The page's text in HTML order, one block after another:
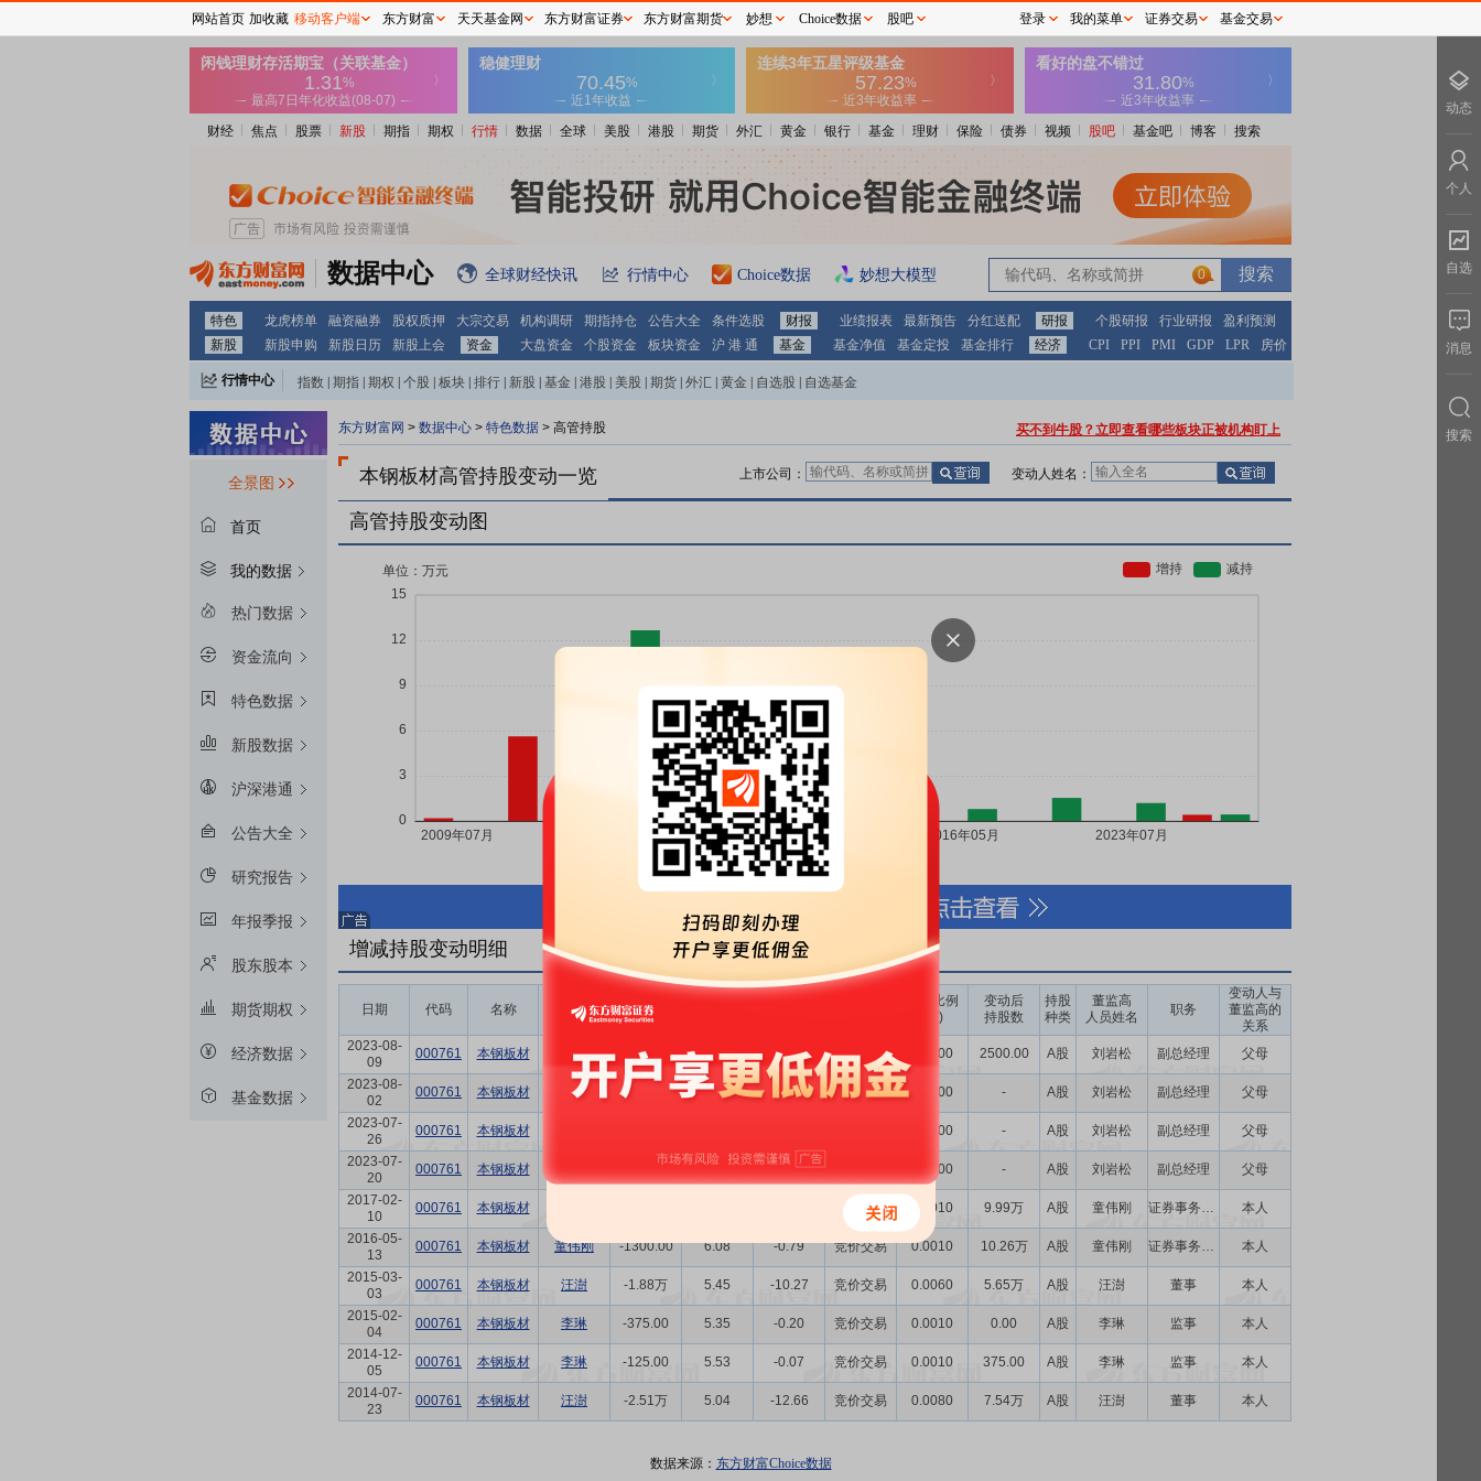
财经 焦点 股票 新股 期指 期权 行情 数据 全球 美股 港股 期货 外汇 黄金 银行 基金 理财 保险 债券 视频 股吧 基金吧 博客 搜索
数据中心 全球财经快讯 行情中心 Choice数据 妙想大模型 0
特色 龙虎榜单 融资融券 股权质押 大宗交易 机构调研 期指持仓 公告大全 条件选股 财报 业绩报表 最新预告 分红送配 研报 个股研报 行业研报
盈利预测
新股
新股申购 新股日历 新股上会 资金 大盘资金 个股资金 板块资金 沪 港 通 基金 基金净值 基金定投 基金排行 经济 CPI PPI PMI GDP LPR 房价
行情中心 指数 期指 期权 个股 板块 排行 新股 基金 港股 美股 期货 外汇 黄金 自选股 自选基金
全景图
首页
我的数据
热门数据
资金流向
特色数据
新股数据
沪深港通
公告大全
研究报告
年报季报
股东股本
期货期权
经济数据
基金数据
东方财富网 > 数据中心 > 特色数据 > 高管持股 买不到牛股？立即查看哪些板块正被机构盯上
本钢板材高管持股变动一览 变动人姓名：
上市公司：
高管持股变动图
按股份金额(万元)
增减持股变动明细
日期 代码 名称 变动人 变动股数
变动比例
(‰)
变动后
持股数
持股
种类
董监高
人员姓名
职务
变动人与
董监高的
关系
2023-08-
09
000761 本钢板材 刘刚 1000.00 4.12 0.41 集中竞价 0.0000 2500.00 A股 刘岩松 副总经理
父母
2023-08-
02
000761 本钢板材 刘刚 -1000.00 4.32 -0.43 集中竞价 0.0000 - A股 刘岩松 副总经理
父母
2023-07-
26
000761 本钢板材 0.0000 - A股 刘岩松 副总经理
父母
2023-07-
20
000761 本钢板材 -1900.00 4.09 -0.78 0.0000 - A股 刘岩松 副总经理
父母
2017-02-
10
000761 本钢板材 竞价交易 0.0010 9.99万 A股 童伟刚 证券事务代表
本人
2016-05-
13
000761 本钢板材 童伟刚 -1300.00 6.08 -0.79 竞价交易 0.0010 10.26万 A股 童伟刚 证券事务代表
本人
2015-03-
03
000761 本钢板材 汪澍 -1.88万 5.45 -10.27 竞价交易 0.0060 5.65万 A股 汪澍 董事
本人
2015-02-
04
000761 本钢板材 李琳 -375.00 5.35 -0.20 竞价交易 0.0010 0.00 A股 李琳 监事
本人
2014-12-
05
000761 本钢板材 李琳 -125.00 5.53 -0.07 竞价交易 0.0010 375.00 A股 李琳 监事
本人
2014-07-
23
000761 本钢板材 汪澍 -2.51万 5.04 -12.66 竞价交易 0.0080 7.54万 A股 汪澍 董事 本人
数据来源： 东方财富Choice数据
网站首页 加收藏 移动客户端 东方财富 天天基金网 东方财富证券 东方财富期货 妙想 Choice数据 股吧 登录 我的菜单 证券交易 基金交易
动态
个人
自选
消息
搜索